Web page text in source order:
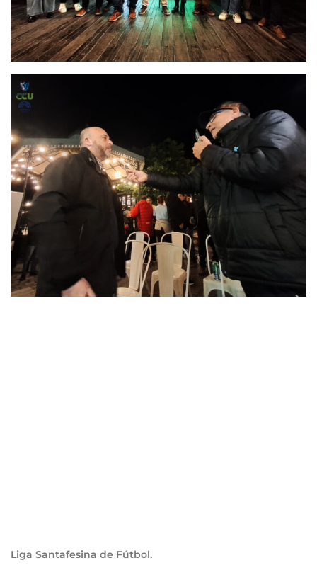
Liga Santafesina de Fútbol.